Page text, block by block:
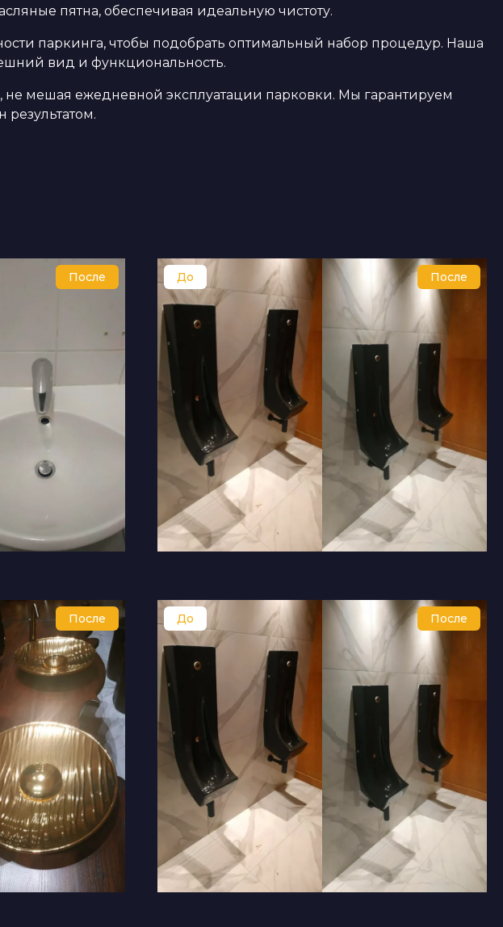
пятна, обеспечивая идеальную чистоту.
паркинга, чтобы подобрать оптимальный набор процедур. Наша
вид и функциональность.
не мешая ежедневной эксплуатации парковки. Мы гарантируем
результатом.